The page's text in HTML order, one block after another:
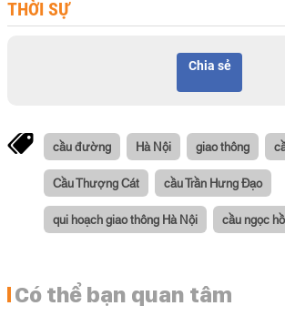
THỜI SỰ
Chia sẻ
cầu đường Hà Nội giao thông
Cầu Thượng Cát cầu Trần Hưng Đạo
qui hoạch giao thông Hà Nội cầu ngọc
Có thể bạn quan tâm